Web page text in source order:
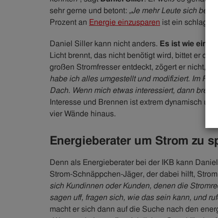
sehr gerne und betont: „Je mehr Leute sich
Prozent an Energie einzusparen ist ein
Daniel Siller kann nicht anders. Es ist wie eine
Licht brennt, das nicht benötigt wird, bittet er
großen Stromfresser entdeckt, zögert er nicht,
habe ich alles umgestellt und modifiziert. Im
Dach. Wenn mich etwas interessiert, dann
Interesse und Brennen ist extrem dynamisch
vier Wände hinaus.
Energieberater um Strom zu
Denn als Energieberater bei der IKB kann
Strom-Schnäppchen-Jäger, der dabei hilft,
sich Kundinnen oder Kunden, denen die
sagen uff, fragen sich, wie das sein kann, und
macht er sich dann auf die Suche nach den